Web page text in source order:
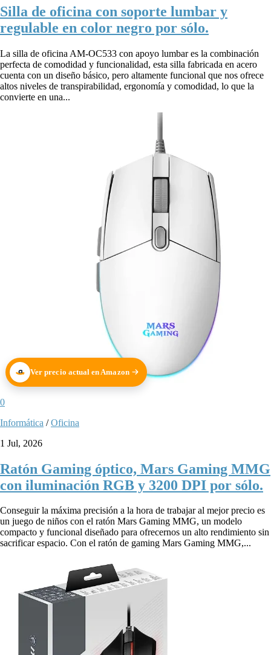
Silla de oficina con soporte lumbar y
regulable en color negro por sólo.
La silla de oficina AM-OC533 con apoyo lumbar es la combinación
perfecta de comodidad y funcionalidad, esta silla fabricada en acero
cuenta con un diseño básico, pero altamente funcional que nos ofrece
altos niveles de transpirabilidad, ergonomía y comodidad, lo que la
convierte en una...
Ver precio actual en Amazon
0
Informática /Oficina
1 Jul, 2026
Ratón Gaming óptico, Mars Gaming MMG
con iluminación RGB y 3200 DPI por sólo.
Conseguir la máxima precisión a la hora de trabajar al mejor precio es
un juego de niños con el ratón Mars Gaming MMG, un modelo
compacto y funcional diseñado para ofrecernos un alto rendimiento sin
sacrificar espacio. Con el ratón de gaming Mars Gaming MMG,...